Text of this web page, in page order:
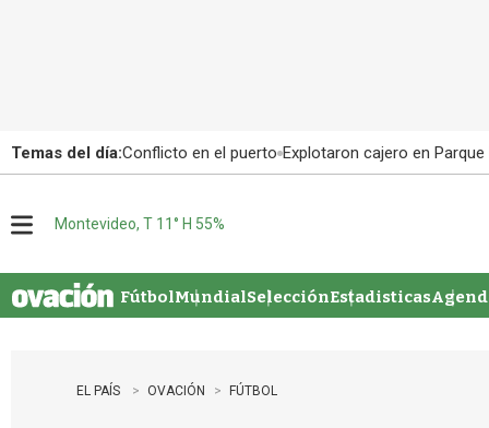
Temas del día:Conflicto en el puerto Explotaron cajero en
u
Montevideo, T 11° H 55%
FútbolMundialSelecciónEstadisticas
EL PAÍS OVACIÓN FÚTBOL